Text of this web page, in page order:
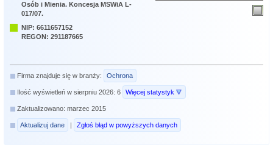
Osób i Mienia. Koncesja MSWiA L-
017/07.
NIP: 6611657152
REGON: 291187665
Firma znajduje się w branży: Ochrona
Ilość wyświetleń w sierpniu 2026: 6 Więcej statystyk
Zaktualizowano: marzec 2015
Aktualizuj dane | Zgłoś błąd w powyższych danych